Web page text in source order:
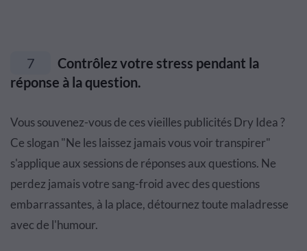
7
Contrôlez votre stress pendant la
réponse à la question.
Vous souvenez-vous de ces vieilles publicités Dry Idea ?
Ce slogan "Ne les laissez jamais vous voir transpirer"
s'applique aux sessions de réponses aux questions. Ne
perdez jamais votre sang-froid avec des questions
embarrassantes, à la place, détournez toute maladresse
avec de l'humour.